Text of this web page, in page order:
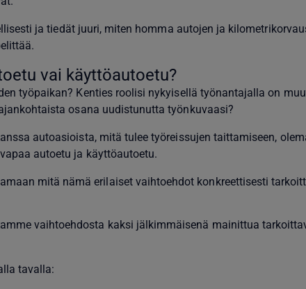
ja tiedät juuri, miten homma autojen ja
vai käyttöautoetu?
työpaikan? Kenties roolisi nykyisellä työnantajalla on
osana uudistunutta työnkuvaasi?
autoasioista, mitä tulee työreissujen taittamiseen,
autoetu ja käyttöautoetu.
mitä nämä erilaiset vaihtoehdot konkreettisesti
vaihtoehdosta kaksi jälkimmäisenä mainittua
tavalla: